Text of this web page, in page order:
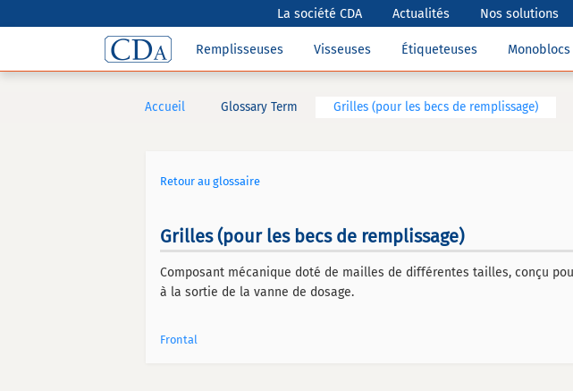
La société CDA Actualités Nos solutions
Remplisseuses Visseuses Étiqueteuses Monoblocs
Accueil Glossary Term Grilles (pour les becs de remplissage)
Retour au glossaire
Grilles (pour les becs de remplissage)
Composant mécanique doté de mailles de différentes tailles, conçu
à la sortie de la vanne de dosage.
Frontal